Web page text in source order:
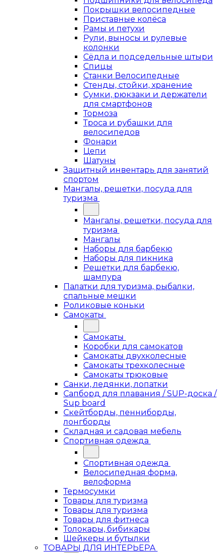
Покрышки велосипедные
Приставные колёса
Рамы и петухи
Рули, выносы и рулевые
колонки
Сёдла и подседельные штыри
Спицы
Станки Велосипедные
Стенды, стойки, хранение
Сумки, рюкзаки и держатели
для смартфонов
Тормоза
Троса и рубашки для
велосипедов
Фонари
Цепи
Шатуны
Защитный инвентарь для занятий
спортом
Мангалы, решетки, посуда для
туризма
Мангалы, решетки, посуда для
туризма
Мангалы
Наборы для барбекю
Наборы для пикника
Решетки для барбекю,
шампура
Палатки для туризма, рыбалки,
спальные мешки
Роликовые коньки
Самокаты
Самокаты
Коробки для самокатов
Самокаты двухколесные
Самокаты трехколесные
Самокаты трюковые
Санки, ледянки, лопатки
Сапборд для плавания / SUP-доска /
Sup board
Скейтборды, пенниборды,
лонгборды
Складная и садовая мебель
Спортивная одежда
Спортивная одежда
Велосипедная форма,
велоформа
Термосумки
Товары для туризма
Товары для туризма
Товары для фитнеса
Толокары, бибикары
Шейкеры и бутылки
ТОВАРЫ ДЛЯ ИНТЕРЬЕРА